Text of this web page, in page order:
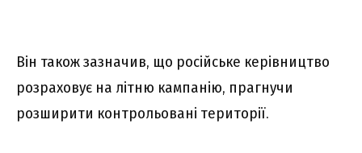
Він також зазначив, що російське керівництво
розраховує на літню кампанію, прагнучи
розширити контрольовані території.